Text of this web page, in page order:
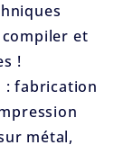
et
!
: fabrication
métal,